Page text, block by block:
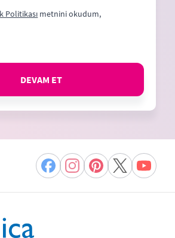
Politikası metnini okudum,
DEVAM ET